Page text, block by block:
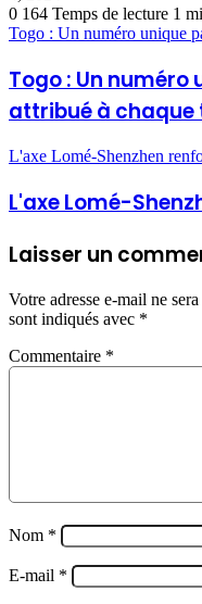
0 164 Temps de lecture 1
Togo : Un numéro unique
Togo : Un
attribué à chaque
L'axe Lomé-Shenzhen
L'axe Lomé-
Laisser un
Votre adresse e-mail ne
sont indiqués avec *
Commentaire *
Nom *
E-mail *